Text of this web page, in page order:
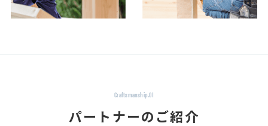
Craftsmanship.01
パートナーのご紹介